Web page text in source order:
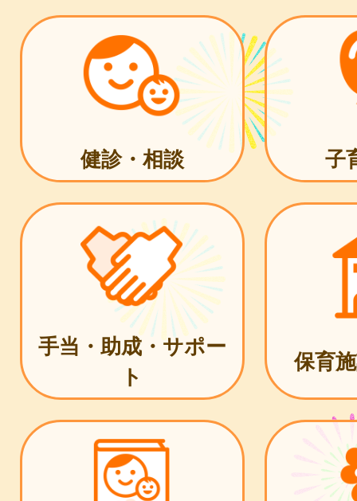
健診・相談 子
手当・助成・サポー
ト
保育